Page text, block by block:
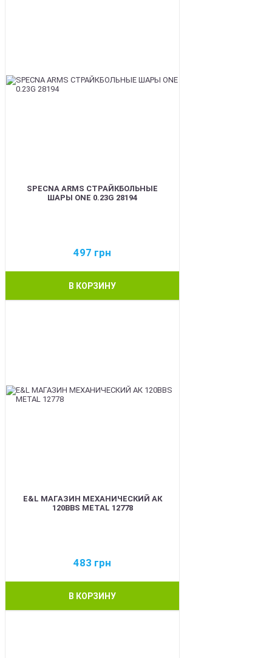
SPECNA ARMS СТРАЙКБОЛЬНЫЕ
ШАРЫ ONE 0.23G 28194
497 грн
В КОРЗИНУ
E&L МАГАЗИН МЕХАНИЧЕСКИЙ АК
120BBS METAL 12778
483 грн
В КОРЗИНУ